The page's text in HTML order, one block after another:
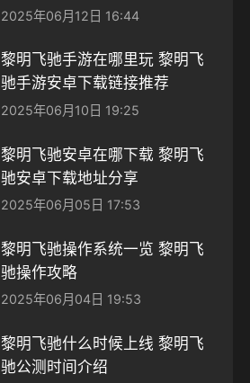
2025年06月12日 16:44
黎明飞驰手游在哪里玩 黎明飞
驰手游安卓下载链接推荐
2025年06月10日 19:25
黎明飞驰安卓在哪下载 黎明飞
驰安卓下载地址分享
2025年06月05日 17:53
黎明飞驰操作系统一览 黎明飞
驰操作攻略
2025年06月04日 19:53
黎明飞驰什么时候上线 黎明飞
驰公测时间介绍